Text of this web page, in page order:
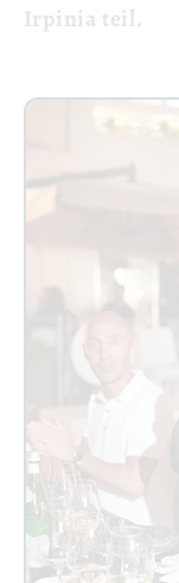
Irpinia teil.